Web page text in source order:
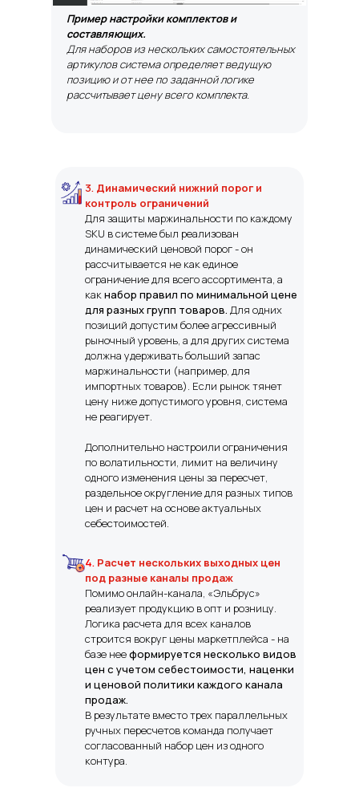
Пример настройки комплектов и
составляющих.
Для наборов из нескольких самостоятельных
артикулов система определяет ведущую
позицию и от нее по заданной логике
рассчитывает цену всего комплекта.
3. Динамический нижний порог и
контроль ограничений
Для защиты маржинальности по каждому
SKU в системе был реализован
динамический ценовой порог- он
рассчитывается не как единое
ограничение для всего ассортимента, а
какнабор правил по минимальной цене
для разных групп товаров. Для одних
позиций допустим более агрессивный
рыночный уровень, а для других система
должна удерживать больший запас
маржинальности (например, для
импортных товаров). Если рынок тянет
цену ниже допустимого уровня, система
не реагирует.
Дополнительно настроили ограничения
по волатильности, лимит на величину
одного изменения цены за пересчет,
раздельное округление для разных типов
цен и расчет на основе актуальных
себестоимостей.
4. Расчет нескольких выходных цен
под разные каналы продаж
Помимо онлайн-канала, «Эльбрус»
реализует продукцию в опт и розницу.
Логика расчета для всех каналов
строится вокруг цены маркетплейса - на
базе нееформируется несколько видов
цен с учетом себестоимости, наценки
и ценовой политики каждого канала
продаж.
В результате вместо трех параллельных
ручных пересчетов команда получает
согласованный набор цен из одного
контура.